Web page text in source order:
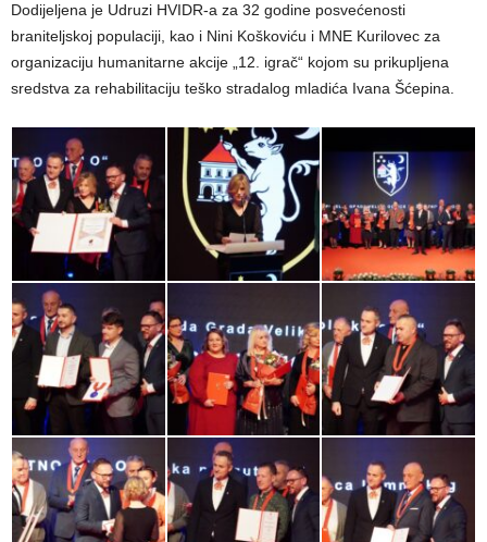
Dodijeljena je Udruzi HVIDR-a za 32 godine posvećenosti
braniteljskoj populaciji, kao i Nini Koškoviću i MNE Kurilovec za
organizaciju humanitarne akcije „12. igrač“ kojom su prikupljena
sredstva za rehabilitaciju teško stradalog mladića Ivana Šćepina.